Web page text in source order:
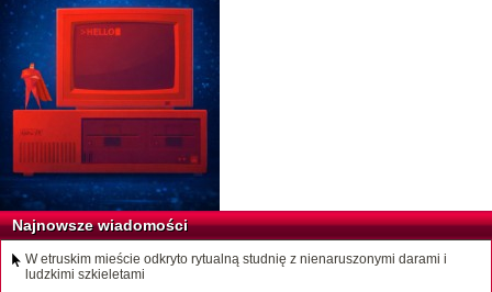
Najnowsze wiadomości
W etruskim mieście odkryto rytualną studnię z nienaruszonymi darami i
ludzkimi szkieletami